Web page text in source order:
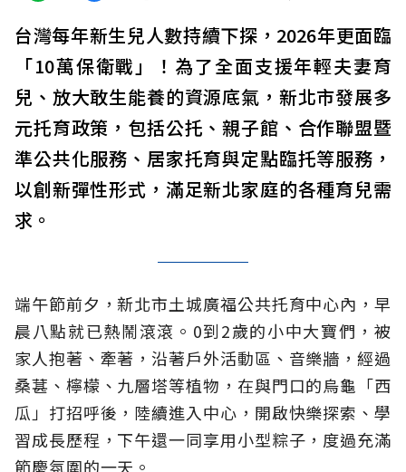
台灣每年新生兒人數持續下探，2026年更面臨
「10萬保衛戰」！為了全面支援年輕夫妻育
兒、放大敢生能養的資源底氣，新北市發展多
元托育政策，包括公托、親子館、合作聯盟暨
準公共化服務、居家托育與定點臨托等服務，
以創新彈性形式，滿足新北家庭的各種育兒需
求。
端午節前夕，新北市土城廣福公共托育中心內，早
晨八點就已熱鬧滾滾。0到2歲的小中大寶們，被
家人抱著、牽著，沿著戶外活動區、音樂牆，經過
桑葚、檸檬、九層塔等植物，在與門口的烏龜「西
瓜」打招呼後，陸續進入中心，開啟快樂探索、學
習成長歷程，下午還一同享用小型粽子，度過充滿
節慶氛圍的一天。